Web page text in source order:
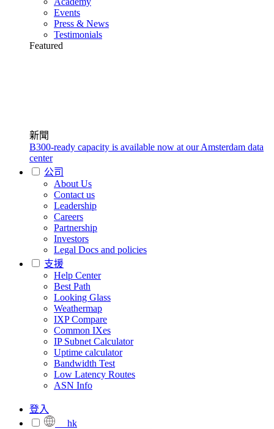
Events
Press & News
Testimonials
Featured
新聞
B300-ready capacity is available now at our Amsterdam data
center
公司
About Us
Contact us
Leadership
Careers
Partnership
Investors
Legal Docs and policies
支援
Help Center
Best Path
Looking Glass
Weathermap
IXP Compare
Common IXes
IP Subnet Calculator
Uptime calculator
Bandwidth Test
Low Latency Routes
ASN Info
登入
hk